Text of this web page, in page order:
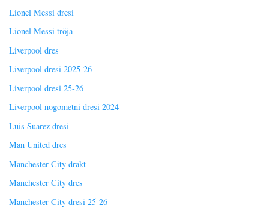
Lionel Messi dresi
Lionel Messi tröja
Liverpool dres
Liverpool dresi 2025-26
Liverpool dresi 25-26
Liverpool nogometni dresi 2024
Luis Suarez dresi
Man United dres
Manchester City drakt
Manchester City dres
Manchester City dresi 25-26